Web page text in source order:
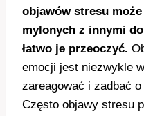
objawów stresu
mylonych z innymi
łatwo je przeoczyć.
emocji jest niezwykle
zareagować i zadbać
Często objawy stresu